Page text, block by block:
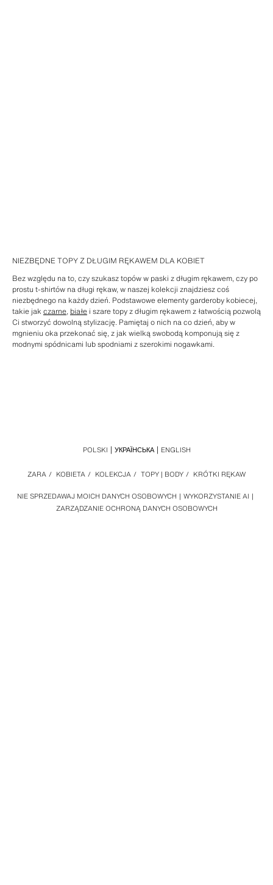
NIEZBĘDNE TOPY Z DŁUGIM RĘKAWEM DLA KOBIET
Bez względu na to, czy szukasz topów w paski z długim rękawem, czy po
prostu t-shirtów na długi rękaw, w naszej kolekcji znajdziesz coś
niezbędnego na każdy dzień. Podstawowe elementy garderoby kobiecej,
takie jak czarne, białe i szare topy z długim rękawem z łatwością pozwolą
Ci stworzyć dowolną stylizację. Pamiętaj o nich na co dzień, aby w
mgnieniu oka przekonać się, z jak wielką swobodą komponują się z
modnymi spódnicami lub spodniami z szerokimi nogawkami.
NIE SPRZEDAWAJ MOICH DANYCH OSOBOWYCH
WYKORZYSTANIE AI
ZARZĄDZANIE OCHRONĄ DANYCH OSOBOWYCH
ZARA / KOBIETA / KOLEKCJA / TOPY | BODY / KRÓTKI RĘKAW
POLSKI УКРАЇНСЬКА ENGLISH